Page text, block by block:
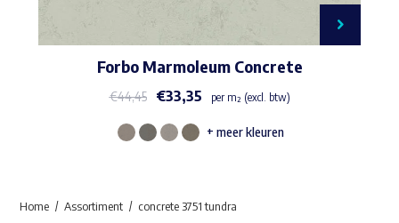
Forbo Marmoleum Concrete
€44,45 €33,35 per m² (excl. btw)
Dit
+ meer kleuren
Home Assortiment concrete 3751 tundra